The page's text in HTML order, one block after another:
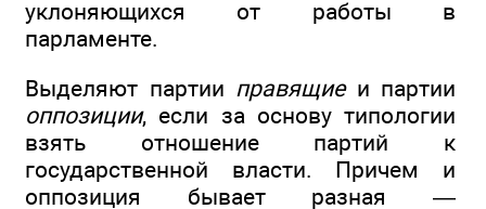
уклоняющихся от работы в
парламенте.
Выделяют партии правящиеи партии
оппозиции, если за основу типологии
взять отношение партий к
государственной власти. Причем и
оппозиция бывает разная —